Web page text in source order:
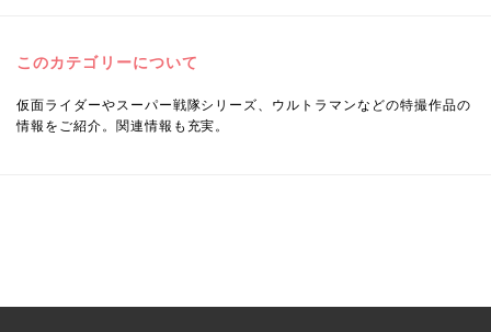
このカテゴリーについて
仮面ライダーやスーパー戦隊シリーズ、ウルトラマンなどの特撮作品の
情報をご紹介。関連情報も充実。